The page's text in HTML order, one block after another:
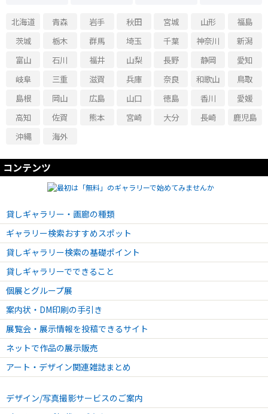
『堀万里・村田郁香 二人展』
2025.04.30 - 2025.05.04
2025.04.11 - 2025.04.27
お散歩展 〜おさんぽTを作ろう〜
2025.03.28 - 2025.03.30
Hitomi pop-up
2025.02.08 - 2025.02.22
2024.12.19 - 2024.12.22
『 花想う時 』 〜冬を彩るボタニカルフラワーの世界〜
2024.10.03 - 2024.10.06
『どうぶつと花のアートと雑貨展』
2024.10.11 - 2024.10.15
生きていく絵 堀万里小品展
2024.08.30 - 2024.09.13
ハーブティーと『ねこ展』
2024.09.19 - 2024.09.23
ビーダマとアーモンド
2024.08.30 - 2024.09.13
ねこ展 byハーブティー ニャランハ
2024.07.04 - 2024.07.07
2024.06.26 - 2024.07.01
北海道 青森 岩手 秋田 宮城 山形
福島
茨城
栃木 群馬 埼玉 千葉 神奈川
新潟
富山
石川 福井 山梨 長野 静岡
愛知
岐阜
三重 滋賀 兵庫 奈良 和歌山
鳥取
島根
岡山 広島 山口 徳島 香川
愛媛
高知
佐賀 熊本 宮崎 大分 長崎
鹿児島
沖縄
海外
コンテンツ
貸しギャラリー・画廊の種類
ギャラリー検索おすすめスポット
貸しギャラリー検索の基礎ポイント
貸しギャラリーでできること
個展とグループ展
案内状・DM印刷の手引き
展覧会・展示情報を投稿できるサイト
ネットで作品の展示販売
アート・デザイン関連雑誌まとめ
デザイン/写真撮影サービスのご案内